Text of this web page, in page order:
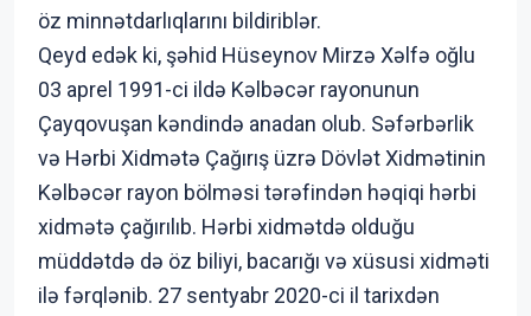
öz minnətdarlıqlarını bildiriblər.
Qeyd edək ki, şəhid Hüseynov Mirzə Xəlfə oğlu
03 aprel 1991-ci ildə Kəlbəcər rayonunun
Çayqovuşan kəndində anadan olub. Səfərbərlik
və Hərbi Xidmətə Çağırış üzrə Dövlət Xidmətinin
Kəlbəcər rayon bölməsi tərəfindən həqiqi hərbi
xidmətə çağırılıb. Hərbi xidmətdə olduğu
müddətdə də öz biliyi, bacarığı və xüsusi xidməti
ilə fərqlənib. 27 sentyabr 2020-ci il tarixdən